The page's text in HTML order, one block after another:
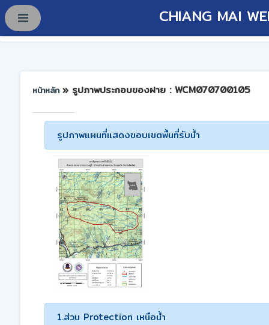
CHIANG MAI
หน้าหลัก » รูปภาพประกอบของฝาย : WCM070700105
รูปภาพแผนที่แสดงขอบเขตพื้นที่รับน้ำ
1.ส่วน Protection เหนือน้ำ